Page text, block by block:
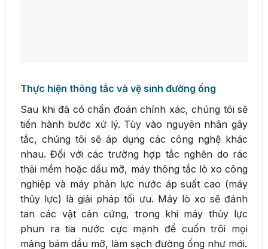
Thực hiện thông tắc và vệ sinh đường ống
Sau khi đã có chẩn đoán chính xác, chúng tôi sẽ
tiến hành bước xử lý. Tùy vào nguyên nhân gây
tắc, chúng tôi sẽ áp dụng các công nghệ khác
nhau. Đối với các trường hợp tắc nghẽn do rác
thải mềm hoặc dầu mỡ, máy thông tắc lò xo công
nghiệp và máy phản lực nước áp suất cao (máy
thủy lực) là giải pháp tối ưu. Máy lò xo sẽ đánh
tan các vật cản cứng, trong khi máy thủy lực
phun ra tia nước cực mạnh để cuốn trôi mọi
mảng bám dầu mỡ, làm sạch đường ống như mới.